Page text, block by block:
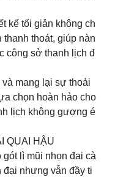
kế tối giản không ch
thanh thoát, giúp nàn
công sở thanh lịch đ
mang lại sự thoải
chọn hoàn hảo cho
lịch không gượng é
QUAI HẬU
gót lì mũi nhọn đai cà
đại nhưng vẫn đầy ti